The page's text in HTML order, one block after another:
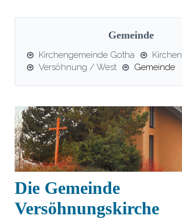
Gemeinde
Kirchengemeinde Gotha
Kirchen
Versöhnung / West
Gemeinde
Die Gemeinde
Versöhnungskirche